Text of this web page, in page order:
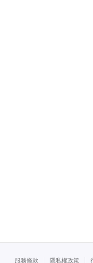
服務條款 隱私權政策